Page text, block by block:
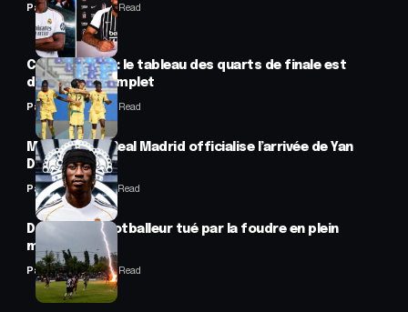
Panafrofoot2 Min Read
CAN féminine : le tableau des quarts de finale est
désormais complet
Panafrofoot2 Min Read
Mercato : Le Real Madrid officialise l’arrivée de Yan
Diomandé
Panafrofoot1 Min Read
Drame : un footballeur tué par la foudre en plein
match
Panafrofoot2 Min Read